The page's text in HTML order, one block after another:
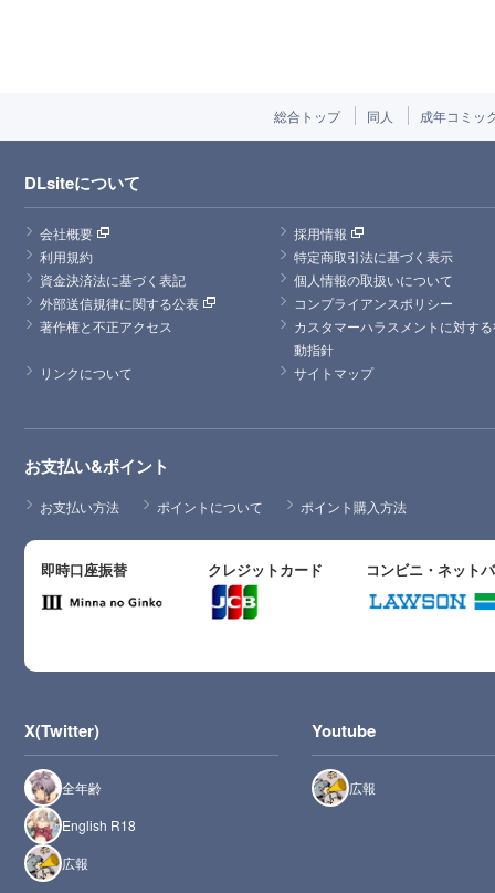
総合トップ 同人 成年コミッ
DLsiteについて
会社概要
採用情報
利用規約
特定商取引法に基づく表示
資金決済法に基づく表記
個人情報の取扱いについて
外部送信規律に関する公表
コンプライアンスポリシー
著作権と不正アクセス
カスタマーハラスメントに対す
動指針
リンクについて
サイトマップ
お支払い&ポイント
お支払い方法 ポイントについて ポイント購入方法
即時口座振替 クレジットカード コンビニ・ネット
X(Twitter)
全年齢
English R18
広報
Youtube
広報